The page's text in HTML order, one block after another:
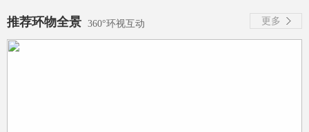
推荐环物全景 360°环视互动 更多